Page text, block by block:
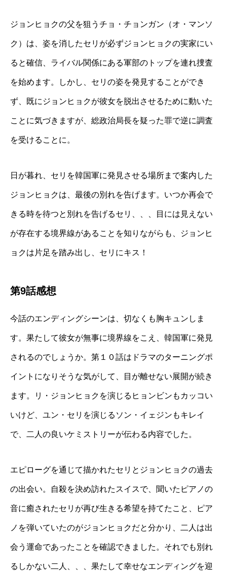
ジョンヒョクの父を狙うチョ・チョンガン（オ・マンソ
ク）は、姿を消したセリが必ずジョンヒョクの実家にい
ると確信、ライバル関係にある軍部のトップを連れ捜査
を始めます。しかし、セリの姿を発見することができ
ず、既にジョンヒョクが彼女を脱出させるために動いた
ことに気づきますが、総政治局長を疑った罪で逆に調査
を受けることに。
日が暮れ、セリを韓国軍に発見させる場所まで案内した
ジョンヒョクは、最後の別れを告げます。いつか再会で
きる時を待つと別れを告げるセリ、、、目には見えない
が存在する境界線があることを知りながらも、ジョンヒ
ョクは片足を踏み出し、セリにキス！
第9話感想
今話のエンディングシーンは、切なくも胸キュンしま
す。果たして彼女が無事に境界線をこえ、韓国軍に発見
されるのでしょうか。第１０話はドラマのターニングポ
イントになりそうな気がして、目が離せない展開が続き
ます。リ・ジョンヒョクを演じるヒョンビンもカッコい
いけど、ユン・セリを演じるソン・イェジンもキレイ
で、二人の良いケミストリーが伝わる内容でした。
エピローグを通じて描かれたセリとジョンヒョクの過去
の出会い。自殺を決め訪れたスイスで、聞いたピアノの
音に癒されたセリが再び生きる希望を持てたこと、ピア
ノを弾いていたのがジョンヒョクだと分かり、二人は出
会う運命であったことを確認できました。それでも別れ
るしかない二人、、、果たして幸せなエンディングを迎